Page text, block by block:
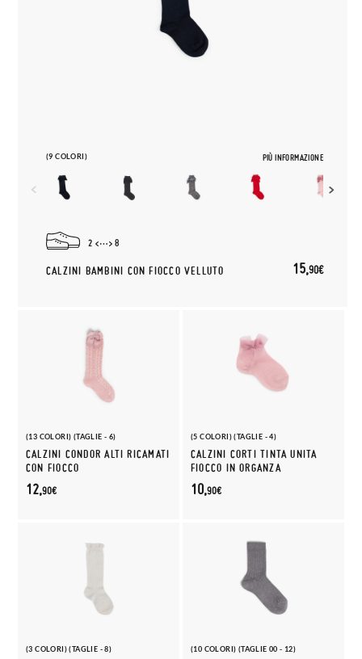
(9 COLORI) PIÙ INFORMAZIONE
2 8
CALZINI BAMBINI CON FIOCCO VELLUTO 15,90€
(13 COLORI) (TAGLIE - 6)
CALZINI CONDOR ALTI RICAMATI
CON FIOCCO
12,90€
(5 COLORI) (TAGLIE - 4)
CALZINI CORTI TINTA UNITA
FIOCCO IN ORGANZA
10,90€
(3 COLORI) (TAGLIE - 8) (10 COLORI) (TAGLIE 00 - 12)